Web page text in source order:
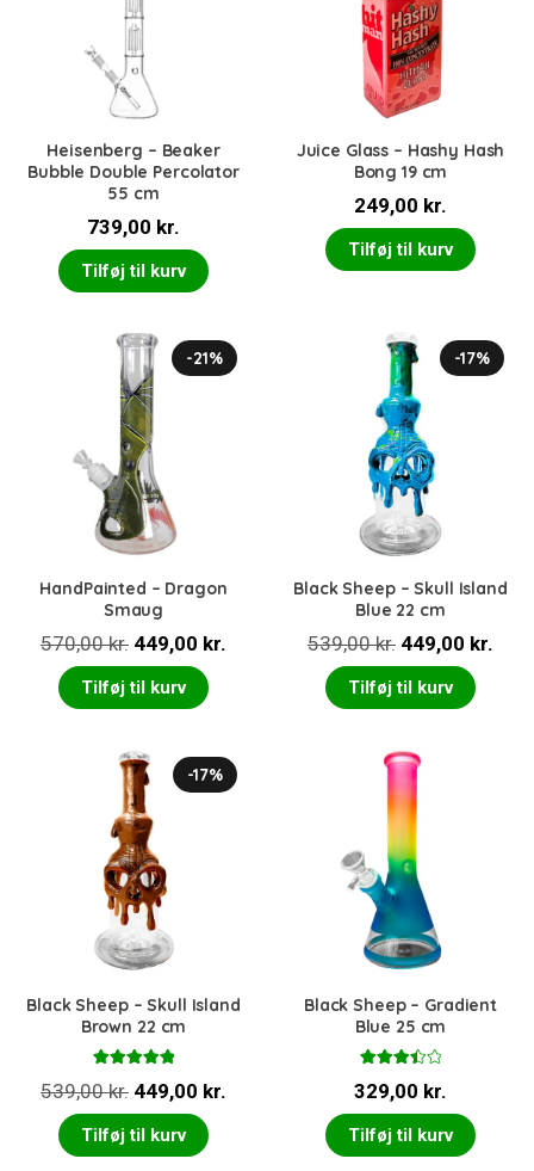
Heisenberg – Beaker
Bubble Double Percolator
55 cm
739,00 kr.
Tilføj til kurv
Juice Glass – Hashy Hash
Bong 19 cm
249,00 kr.
Tilføj til kurv
-21%
HandPainted – Dragon
Smaug
570,00kr. Den
oprindelige
pris
570,00 kr..
449,00 kr.
449,00 kr..
Tilføj til kurv
-17%
Black Sheep – Skull Island
Blue 22 cm
539,00kr. Den
oprindelige
pris
539,00 kr..
449,00 kr.
Tilføj til kurv
-17%
Black Sheep – Skull Island
Brown 22 cm
5.00ud af 5
539,00kr. Den
oprindelige
pris
449,00 kr.
Tilføj til kurv
Black Sheep – Gradient
Blue 25 cm
t3.50
ud af 5
329,00 kr.
Tilføj til kurv